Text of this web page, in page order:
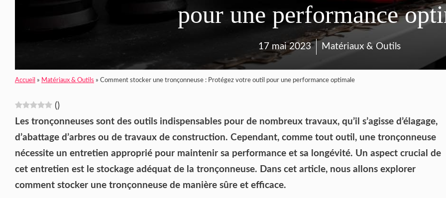
pour une performance
17 mai 2023 Matériaux & Outils
Accueil » Matériaux & Outils » Comment stocker une tronçonneuse : Protégez votre outil pour une performance optimale
()
Les tronçonneuses sont des outils indispensables pour de nombreux travaux, qu’il s’agisse d’élagage,
d’abattage d’arbres ou de travaux de construction. Cependant, comme tout outil, une tronçonneuse
nécessite un entretien approprié pour maintenir sa performance et sa longévité. Un aspect crucial de
cet entretien est le stockage adéquat de la tronçonneuse. Dans cet article, nous allons explorer
comment stocker une tronçonneuse de manière sûre et efficace.